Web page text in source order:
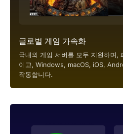
글로벌 게임 가속화
국내외 게임 서버를 모두 지원하며,
이고, Windows, macOS, iOS,
작동합니다.